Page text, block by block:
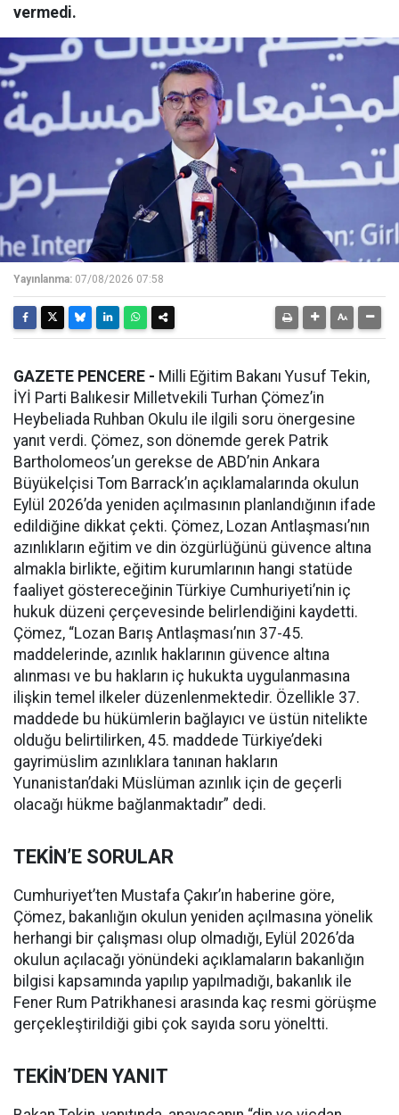
vermedi.
Yayınlanma: 07/08/2026 07:58
GAZETE PENCERE - Milli Eğitim Bakanı Yusuf Tekin,
İYİ Parti Balıkesir Milletvekili Turhan Çömez’in
Heybeliada Ruhban Okulu ile ilgili soru önergesine
yanıt verdi. Çömez, son dönemde gerek Patrik
Bartholomeos’un gerekse de ABD’nin Ankara
Büyükelçisi Tom Barrack’ın açıklamalarında okulun
Eylül 2026’da yeniden açılmasının planlandığının ifade
edildiğine dikkat çekti. Çömez, Lozan Antlaşması’nın
azınlıkların eğitim ve din özgürlüğünü güvence altına
almakla birlikte, eğitim kurumlarının hangi statüde
faaliyet göstereceğinin Türkiye Cumhuriyeti’nin iç
hukuk düzeni çerçevesinde belirlendiğini kaydetti.
Çömez, “Lozan Barış Antlaşması’nın 37-45.
maddelerinde, azınlık haklarının güvence altına
alınması ve bu hakların iç hukukta uygulanmasına
ilişkin temel ilkeler düzenlenmektedir. Özellikle 37.
maddede bu hükümlerin bağlayıcı ve üstün nitelikte
olduğu belirtilirken, 45. maddede Türkiye’deki
gayrimüslim azınlıklara tanınan hakların
Yunanistan’daki Müslüman azınlık için de geçerli
olacağı hükme bağlanmaktadır” dedi.
TEKİN’E SORULAR
Cumhuriyet’ten Mustafa Çakır’ın haberine göre,
Çömez, bakanlığın okulun yeniden açılmasına yönelik
herhangi bir çalışması olup olmadığı, Eylül 2026’da
okulun açılacağı yönündeki açıklamaların bakanlığın
bilgisi kapsamında yapılıp yapılmadığı, bakanlık ile
Fener Rum Patrikhanesi arasında kaç resmi görüşme
gerçekleştirildiği gibi çok sayıda soru yöneltti.
TEKİN’DEN YANIT